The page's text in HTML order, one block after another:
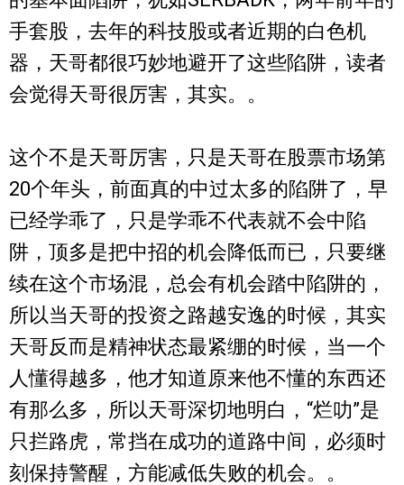
手套股，去年的科技股或者近期的白色机
器，天哥都很巧妙地避开了这些陷阱，读者
会觉得天哥很厉害，其实。。
这个不是天哥厉害，只是天哥在股票市场第
20个年头，前面真的中过太多的陷阱了，早
已经学乖了，只是学乖不代表就不会中陷
阱，顶多是把中招的机会降低而已，只要继
续在这个市场混，总会有机会踏中陷阱的，
所以当天哥的投资之路越安逸的时候，其实
天哥反而是精神状态最紧绷的时候，当一个
人懂得越多，他才知道原来他不懂的东西还
有那么多，所以天哥深切地明白，“烂叻”是
只拦路虎，常挡在成功的道路中间，必须时
刻保持警醒，方能减低失败的机会。。